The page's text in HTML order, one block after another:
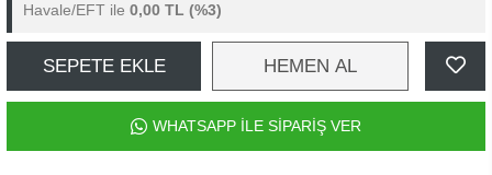
Havale/EFT ile 0,00 TL (%3)
SEPETE EKLE HEMEN AL
WHATSAPP İLE SİPARİŞ VER